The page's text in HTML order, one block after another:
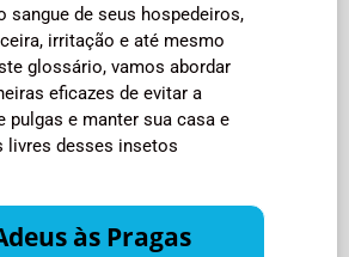
sangue de seus hospedeiros,
irritação e até mesmo
glossário, vamos abordar
eficazes de evitar a
pulgas e manter sua casa e
livres desses insetos
às Pragas